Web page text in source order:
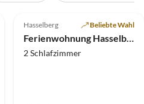
Hasselberg Beliebte Wahl
2 Schlafzimmer